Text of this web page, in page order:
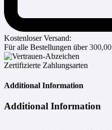
Kostenloser Versand:
Für alle Bestellungen über300,00
Zertifizierte Zahlungsarten
Additional Information
Additional Information